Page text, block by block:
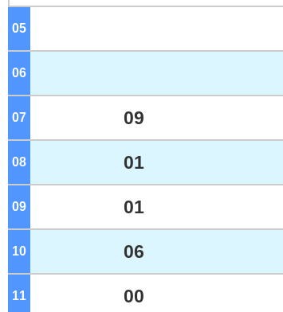
05
06
07 09
08 01
09 01
10 06
11 00